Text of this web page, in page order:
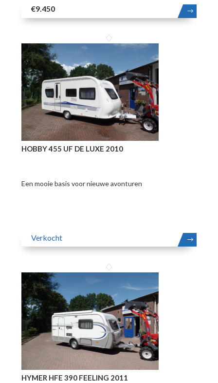
€9.450
HOBBY 455 UF DE LUXE 2010
Een mooie basis voor nieuwe avonturen
Verkocht
HYMER HFE 390 FEELING 2011